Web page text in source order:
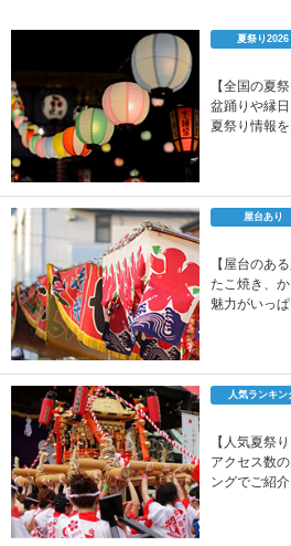
夏祭り2026
【全国の夏
盆踊りや縁
夏祭り情報を
屋台あり
【屋台のあ
たこ焼き、
魅力がいっ
人気ランキン
【人気夏祭
アクセス数
ングでご紹介